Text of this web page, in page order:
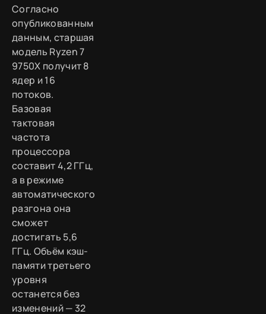
Согласно
опубликованным
данным, старшая
модель Ryzen 7
9750X получит 8
ядер и 16
потоков.
Базовая
тактовая
частота
процессора
составит 4,2 ГГц,
а в режиме
автоматического
разгона она
сможет
достигать 5,6
ГГц. Объём кэш-
памяти третьего
уровня
останется без
изменений — 32